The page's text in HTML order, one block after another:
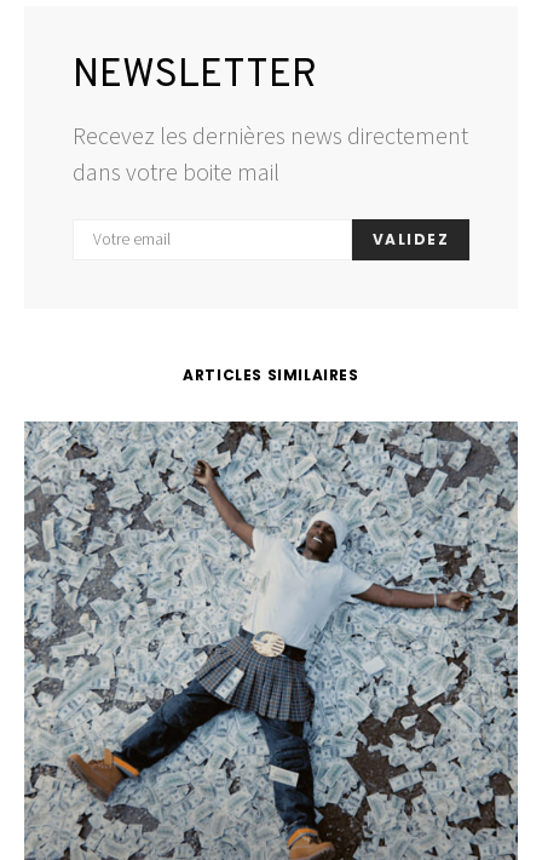
NEWSLETTER
Recevez les dernières news directement
dans votre boite mail
VALIDEZ
ARTICLES SIMILAIRES